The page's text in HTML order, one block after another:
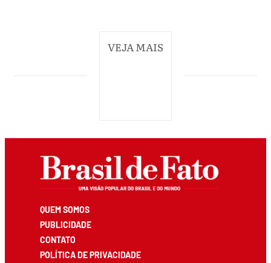
VEJA MAIS
QUEM SOMOS
PUBLICIDADE
CONTATO
POLÍTICA DE PRIVACIDADE